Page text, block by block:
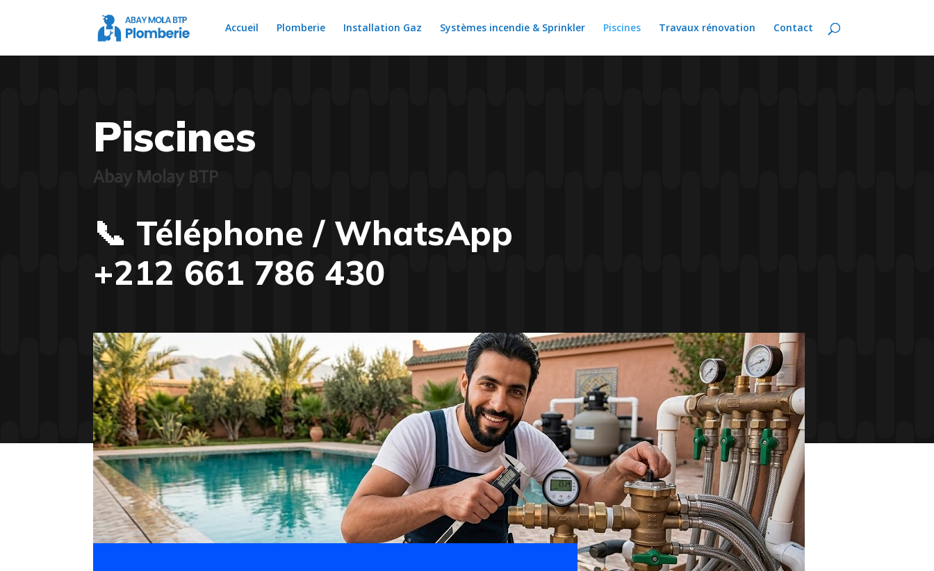
Accueil Plomberie Installation Gaz Systèmes incendie & Sprinkler Piscines Travaux rénovation Contact
Piscines
Abay Molay BTP
📞 Téléphone / WhatsApp
+212 661 786 430